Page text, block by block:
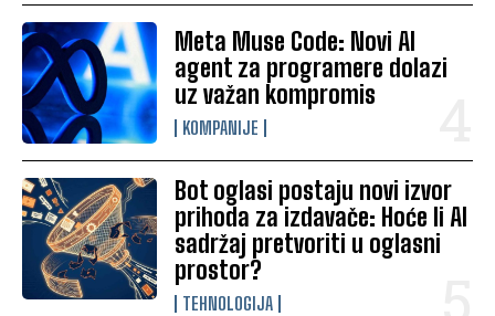
Meta Muse Code: Novi AI
agent za programere dolazi
uz važan kompromis
KOMPANIJE
Bot oglasi postaju novi izvor
prihoda za izdavače: Hoće li AI
sadržaj pretvoriti u oglasni
prostor?
TEHNOLOGIJA